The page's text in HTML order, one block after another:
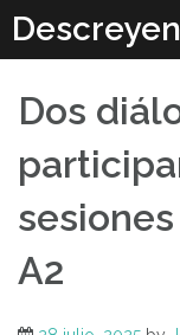
content
Dos
A2